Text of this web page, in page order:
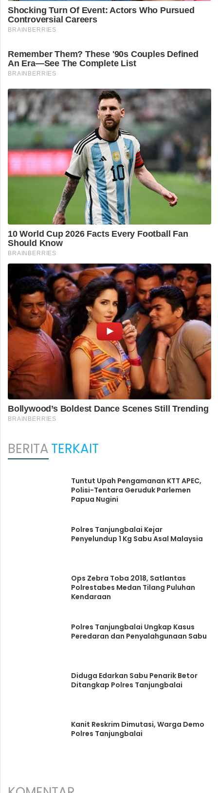
BERITATERKAIT
Tuntut Upah Pengamanan KTT APEC,
Polisi-Tentara Geruduk Parlemen
Papua Nugini
Polres Tanjungbalai Kejar
Penyelundup 1 Kg Sabu Asal Malaysia
Ops Zebra Toba 2018, Satlantas
Polrestabes Medan Tilang Puluhan
Kendaraan
Polres Tanjungbalai Ungkap Kasus
Peredaran dan Penyalahgunaan Sabu
Diduga Edarkan Sabu Penarik Betor
Ditangkap Polres Tanjungbalai
Kanit Reskrim Dimutasi, Warga Demo
Polres Tanjungbalai